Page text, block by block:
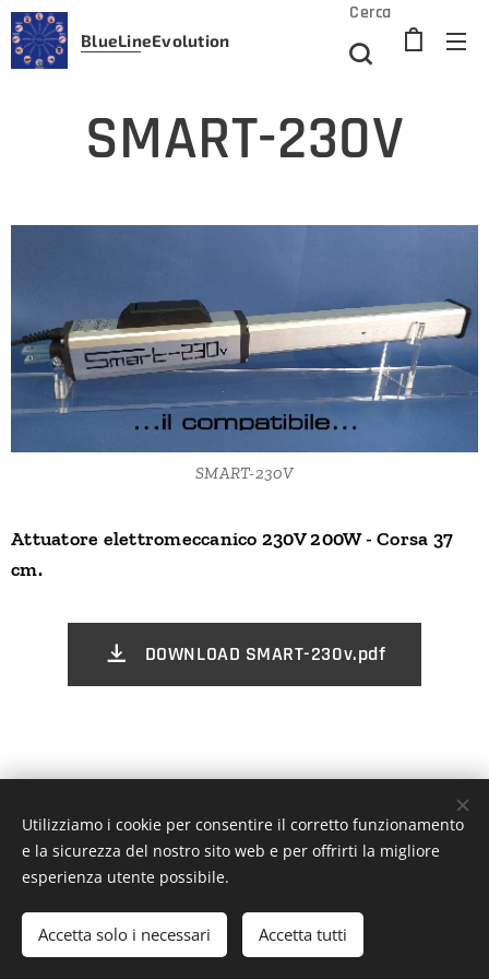
BlueLineEvolution
Cerca
SMART-230V
SMART-230V
Attuatore elettromeccanico 230V 200W - Corsa 37
cm.
DOWNLOAD SMART-230v.pdf
© 2026 Tutti i diritti riservati | Blue Line Evolution
Lingue
Italiano
Español English
Utilizziamo i cookie per consentire il corretto funzionamento
e la sicurezza del nostro sito web e per offrirti la migliore
esperienza utente possibile.
Accetta solo i necessari Accetta tutti